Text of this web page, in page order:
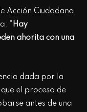
Acción Ciudadana,
“Hay
ahorita con una
dada por la
el proceso de
antes de una